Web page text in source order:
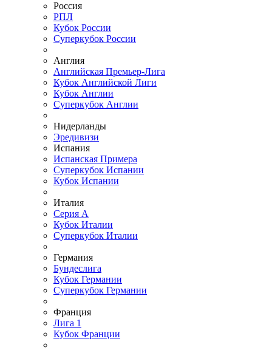
Россия
РПЛ
Кубок России
Суперкубок России
Англия
Английская Премьер-Лига
Кубок Английской Лиги
Кубок Англии
Суперкубок Англии
Нидерланды
Эредивизи
Испания
Испанская Примера
Суперкубок Испании
Кубок Испании
Италия
Серия А
Кубок Италии
Суперкубок Италии
Германия
Бундеслига
Кубок Германии
Суперкубок Германии
Франция
Лига 1
Кубок Франции